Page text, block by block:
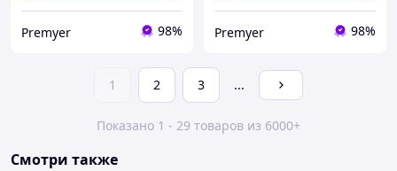
Premyer 98% Premyer 98%
1 2 3 ...
Показано 1 - 29 товаров из 6000+
Смотри также